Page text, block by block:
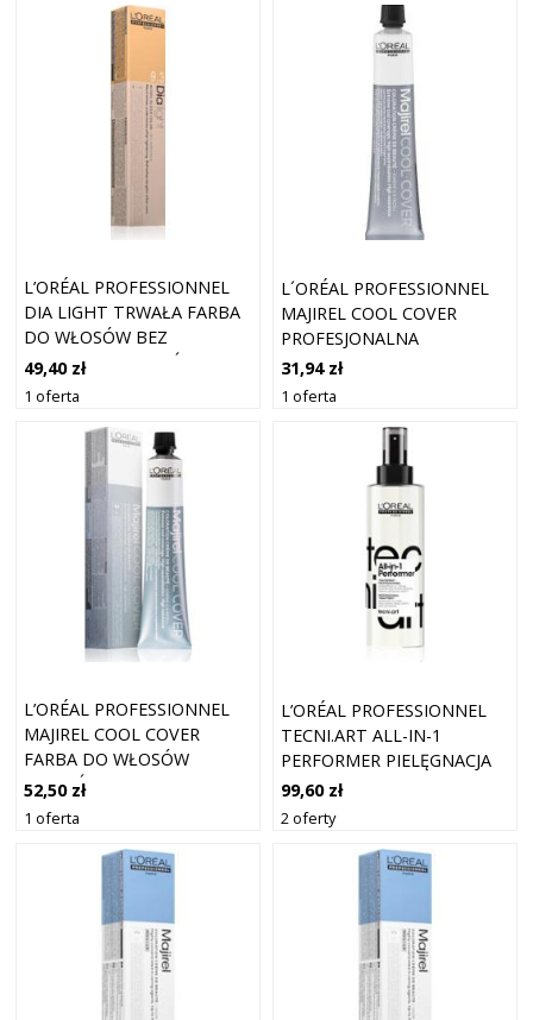
L’ORÉAL PROFESSIONNEL
DIA LIGHT TRWAŁA FARBA
DO WŁOSÓW BEZ
AMONIAKU ODCIEŃ 9.3 50
ML
49,40 zł
1 oferta
L´ORÉAL PROFESSIONNEL
MAJIREL COOL COVER
PROFESJONALNA
PERMANENTNA FARBA DO
WŁOSÓW 5 50 ML
31,94 zł
1 oferta
L’ORÉAL PROFESSIONNEL
MAJIREL COOL COVER
FARBA DO WŁOSÓW
ODCIEŃ 6.17 50 ML
52,50 zł
1 oferta
L’ORÉAL PROFESSIONNEL
TECNI.ART ALL-IN-1
PERFORMER PIELĘGNACJA
BEZ SPŁUKIWANIA W
SPRAYU 190 ML
99,60 zł
2 oferty